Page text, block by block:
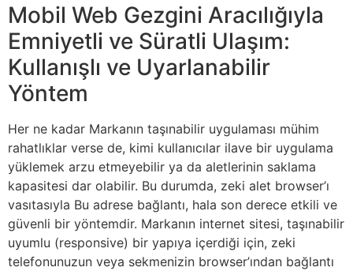
Mobil Web Gezgini Aracılığıyla
Emniyetli ve Süratli Ulaşım:
Kullanışlı ve Uyarlanabilir
Yöntem
Her ne kadar Markanın taşınabilir uygulaması mühim
rahatlıklar verse de, kimi kullanıcılar ilave bir uygulama
yüklemek arzu etmeyebilir ya da aletlerinin saklama
kapasitesi dar olabilir. Bu durumda, zeki alet browser’ı
vasıtasıyla Bu adrese bağlantı, hala son derece etkili ve
güvenli bir yöntemdir. Markanın internet sitesi, taşınabilir
uyumlu (responsive) bir yapıya içerdiği için, zeki
telefonunuzun veya sekmenizin browser’ından bağlantı